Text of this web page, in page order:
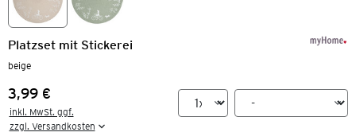
Platzset mit Stickerei
beige
Preis:
3,99 €
inkl. MwSt. ggf.
zzgl. Versandkosten